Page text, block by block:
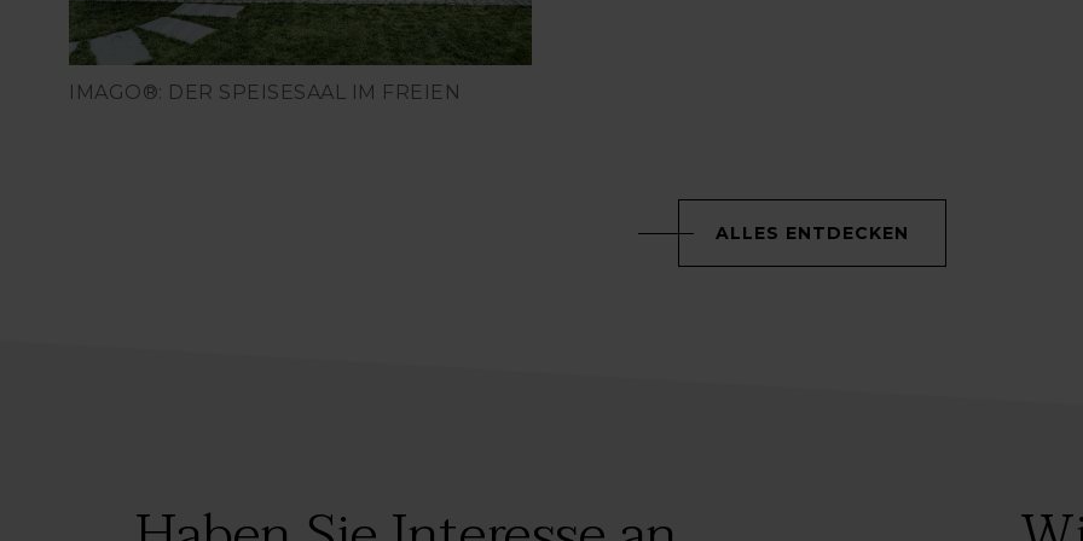
IMAGO®: DER SPEISESAAL IM FREIEN
ALLES ENTDECKEN